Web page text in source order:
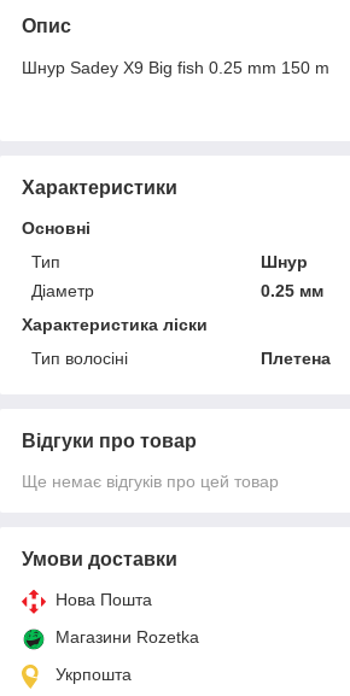
Опис
Шнур Sadey X9 Big fish 0.25 mm 150 m
Характеристики
Основні
Тип
Шнур
Діаметр
0.25 мм
Характеристика ліски
Тип волосіні
Плетена
Відгуки про товар
Ще немає відгуків про цей товар
Умови доставки
Нова Пошта
Магазини Rozetka
Укрпошта